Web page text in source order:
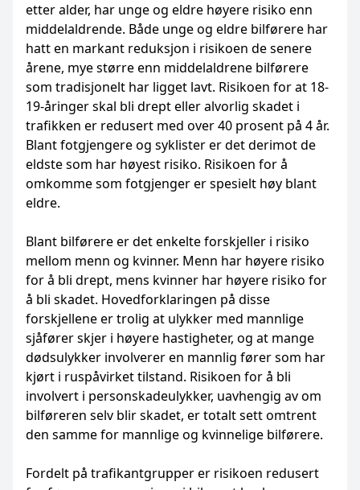
etter alder, har unge og eldre høyere risiko enn
middelaldrende. Både unge og eldre bilførere har
hatt en markant reduksjon i risikoen de senere
årene, mye større enn middelaldrene bilførere
som tradisjonelt har ligget lavt. Risikoen for at 18-
19-åringer skal bli drept eller alvorlig skadet i
trafikken er redusert med over 40 prosent på 4 år.
Blant fotgjengere og syklister er det derimot de
eldste som har høyest risiko. Risikoen for å
omkomme som fotgjenger er spesielt høy blant
eldre.
Blant bilførere er det enkelte forskjeller i risiko
mellom menn og kvinner. Menn har høyere risiko
for å bli drept, mens kvinner har høyere risiko for
å bli skadet. Hovedforklaringen på disse
forskjellene er trolig at ulykker med mannlige
sjåfører skjer i høyere hastigheter, og at mange
dødsulykker involverer en mannlig fører som har
kjørt i ruspåvirket tilstand. Risikoen for å bli
involvert i personskadeulykker, uavhengig av om
bilføreren selv blir skadet, er totalt sett omtrent
den samme for mannlige og kvinnelige bilførere.
Fordelt på trafikantgrupper er risikoen redusert